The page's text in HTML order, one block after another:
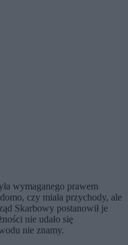
wymaganego prawem
czy miała przychody, ale
Skarbowy postanowił je
nie udało się
nie znamy.